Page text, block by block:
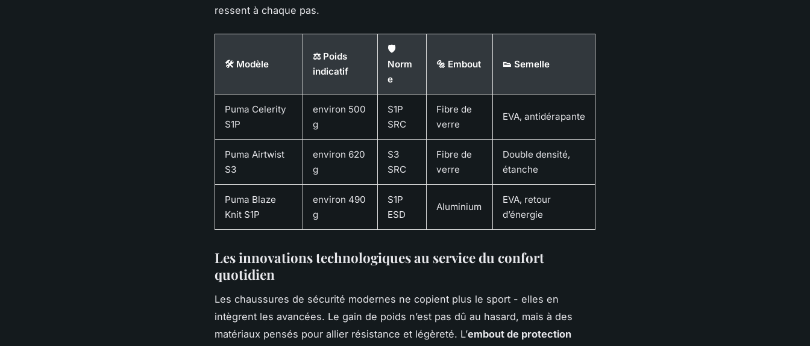
ressent à chaque pas.
🛠️ Modèle
⚖️ Poids
indicatif
🛡️
Norm
e
🔩 Embout 👟 Semelle
Puma Celerity
S1P
environ 500
g
S1P
SRC
Fibre de
verre
EVA, antidérapante
Puma Airtwist
S3
environ 620
g
S3
SRC
Fibre de
verre
Double densité,
étanche
Puma Blaze
Knit S1P
environ 490
g
S1P
ESD
Aluminium
EVA, retour
d’énergie
Les innovations technologiques au service du confort
quotidien
Les chaussures de sécurité modernes ne copient plus le sport - elles en
intègrent les avancées. Le gain de poids n’est pas dû au hasard, mais à des
matériaux pensés pour allier résistance et légèreté. L’embout de protection